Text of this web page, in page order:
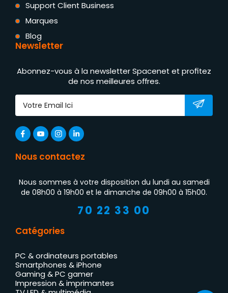
Support Client Business
Marques
Blog
Newsletter
Abonnez-vous à la newsletter Spacenet et profitez
de nos meilleures offres.
Nous contactez
Nous sommes à votre disposition du lundi au samedi
de 08h00 à 19h00 et le dimanche de 09h00 à 15h00.
70 22 33 00
Catégories
PC & ordinateurs portables
Smartphones & iPhone
Gaming & PC gamer
Impression & imprimantes